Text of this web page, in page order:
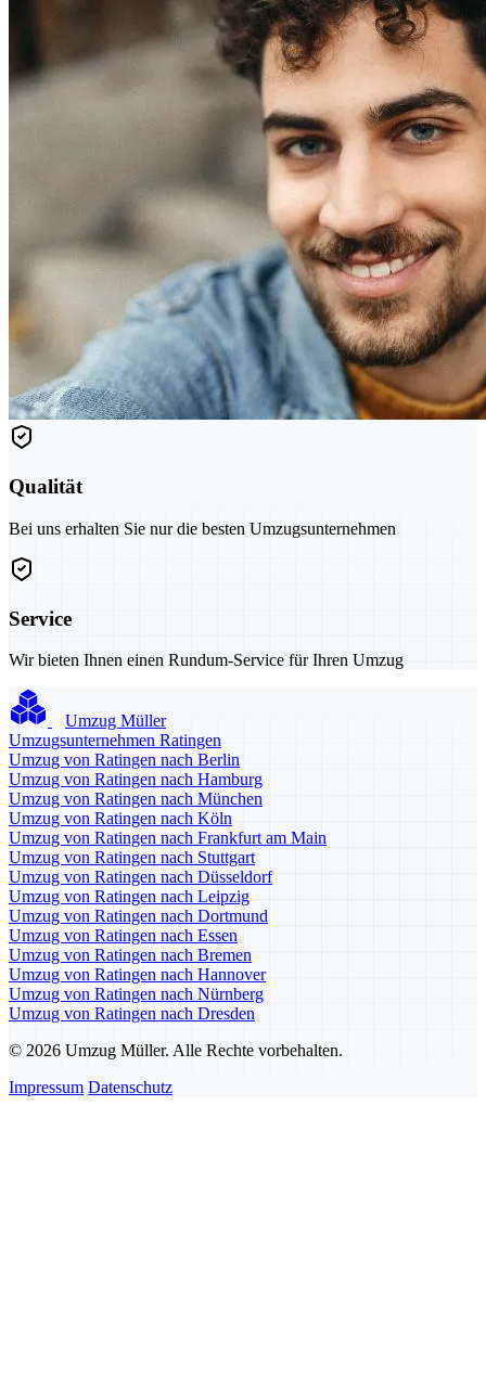
Qualität
Bei uns erhalten Sie nur die besten Umzugsunternehmen
Service
Wir bieten Ihnen einen Rundum-Service für Ihren Umzug
Umzug Müller
Umzugsunternehmen Ratingen
Umzug von Ratingen nach Berlin
Umzug von Ratingen nach Hamburg
Umzug von Ratingen nach München
Umzug von Ratingen nach Köln
Umzug von Ratingen nach Frankfurt am Main
Umzug von Ratingen nach Stuttgart
Umzug von Ratingen nach Düsseldorf
Umzug von Ratingen nach Leipzig
Umzug von Ratingen nach Dortmund
Umzug von Ratingen nach Essen
Umzug von Ratingen nach Bremen
Umzug von Ratingen nach Hannover
Umzug von Ratingen nach Nürnberg
Umzug von Ratingen nach Dresden
© 2026 Umzug Müller. Alle Rechte vorbehalten.
Impressum Datenschutz